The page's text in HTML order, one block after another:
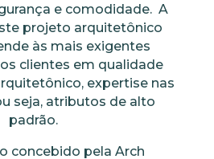
e comodidade. A
projeto arquitetônico
às mais exigentes
clientes em qualidade
expertise nas
seja, atributos de alto
padrão.
concebido pela Arch